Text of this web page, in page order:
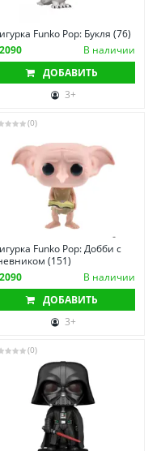
Funko Pop: Букля (76)
В наличии
ДОБАВИТЬ
3+
(0)
Funko Pop: Добби с
(151)
В наличии
ДОБАВИТЬ
3+
(0)